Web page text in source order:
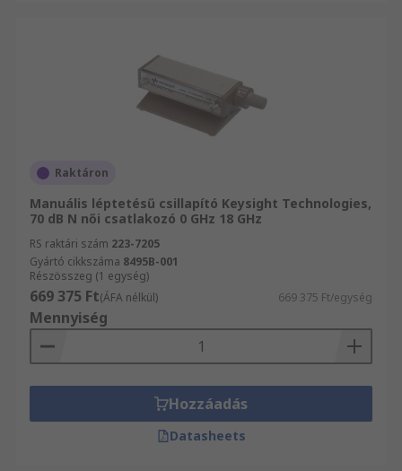
Raktáron
Manuális léptetésű csillapító Keysight Technologies,
70 dB N női csatlakozó 0 GHz 18 GHz
RS raktári szám 223-7205
Gyártó cikkszáma 8495B-001
Részösszeg (1 egység)
669 375 Ft(ÁFA nélkül) 669 375 Ft/egység
Mennyiség
Hozzáadás
Datasheets